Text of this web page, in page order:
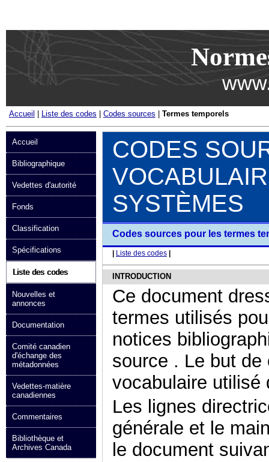
Accueil | Liste des codes | Codes sources | Termes temporels
Accueil
Bibliographique
Vedettes d'autorité
Fonds
Classification
Spécifications
Liste des codes
Nouvelles et
annonces
Documentation
Comité canadien
d'échange des
métadonnées
Vedettes-matière
canadiennes
Commentaires
Bibliothèque et
Archives Canada
CODES
SYSTÈMES
Codes sources pour les termes
Liste des codes
INTRODUCTION
Ce document
termes utilisés
notices
source . Le but
vocabulaire utilisé
Les lignes
générale et le
le document